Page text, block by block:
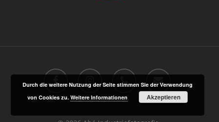
facebook instagramphone email
Durch die weitere Nutzung der Seite stimmen Sie der Verwendung
von Cookies zu.Weitere Informationen Akzeptieren